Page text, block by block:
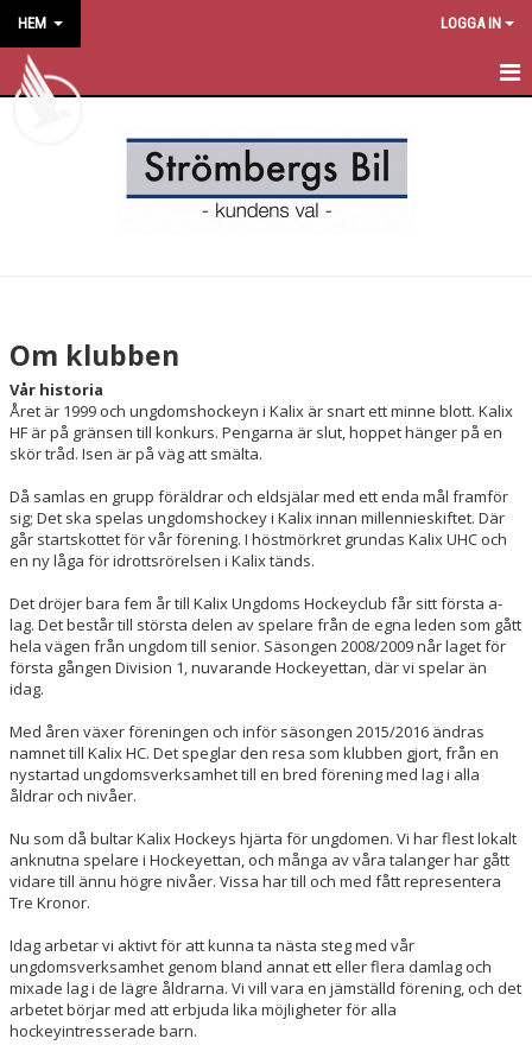
HEM LOGGA IN
DOKUMENT
MATCHER
Om klubben
Vår historia
Året är 1999 och ungdomshockeyn i Kalix är snart ett minne blott. Kalix
HF är på gränsen till konkurs. Pengarna är slut, hoppet hänger på en
skör tråd. Isen är på väg att smälta.
Då samlas en grupp föräldrar och eldsjälar med ett enda mål framför
sig; Det ska spelas ungdomshockey i Kalix innan millennieskiftet. Där
går startskottet för vår förening. I höstmörkret grundas Kalix UHC och
en ny låga för idrottsrörelsen i Kalix tänds.
Det dröjer bara fem år till Kalix Ungdoms Hockeyclub får sitt första a-
lag. Det består till största delen av spelare från de egna leden som gått
hela vägen från ungdom till senior. Säsongen 2008/2009 når laget för
första gången Division 1, nuvarande Hockeyettan, där vi spelar än
idag.
Med åren växer föreningen och inför säsongen 2015/2016 ändras
namnet till Kalix HC. Det speglar den resa som klubben gjort, från en
nystartad ungdomsverksamhet till en bred förening med lag i alla
åldrar och nivåer.
Nu som då bultar Kalix Hockeys hjärta för ungdomen. Vi har flest lokalt
anknutna spelare i Hockeyettan, och många av våra talanger har gått
vidare till ännu högre nivåer. Vissa har till och med fått representera
Tre Kronor.
Idag arbetar vi aktivt för att kunna ta nästa steg med vår
ungdomsverksamhet genom bland annat ett eller flera damlag och
mixade lag i de lägre åldrarna. Vi vill vara en jämställd förening, och det
arbetet börjar med att erbjuda lika möjligheter för alla
hockeyintresserade barn.